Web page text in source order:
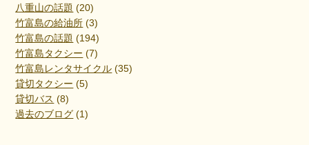
八重山の話題 (20)
竹富島の給油所 (3)
竹富島の話題 (194)
竹富島タクシー (7)
竹富島レンタサイクル (35)
貸切タクシー (5)
貸切バス (8)
過去のブログ (1)